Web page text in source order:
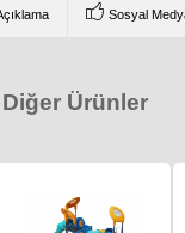
Sosyal
Ürünler